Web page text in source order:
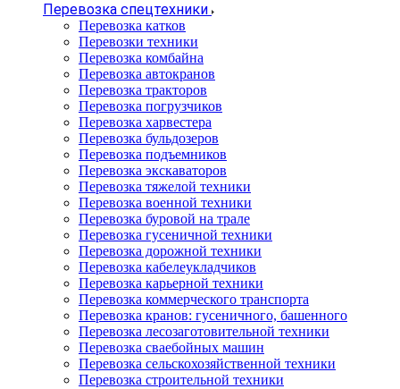
Перевозка спецтехники
Перевозка катков
Перевозки техники
Перевозка комбайна
Перевозка автокранов
Перевозка тракторов
Перевозка погрузчиков
Перевозка харвестера
Перевозка бульдозеров
Перевозка подъемников
Перевозка экскаваторов
Перевозка тяжелой техники
Перевозка военной техники
Перевозка буровой на трале
Перевозка гусеничной техники
Перевозка дорожной техники
Перевозка кабелеукладчиков
Перевозка карьерной техники
Перевозка коммерческого транспорта
Перевозка кранов: гусеничного, башенного
Перевозка лесозаготовительной техники
Перевозка сваебойных машин
Перевозка сельскохозяйственной техники
Перевозка строительной техники